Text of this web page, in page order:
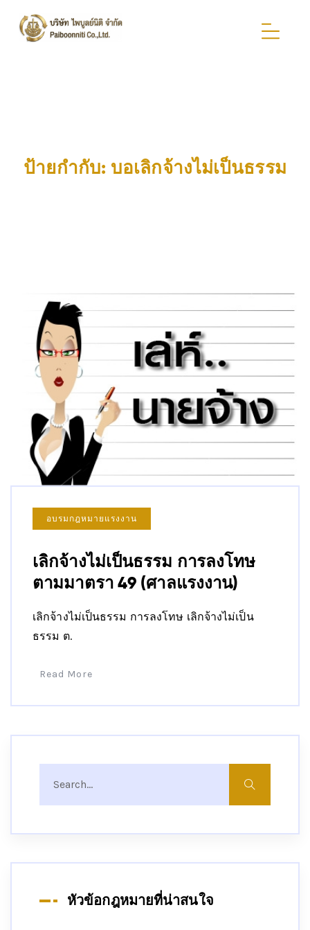
ป้ายกำกับ: บอเลิกจ้างไม่เป็นธรรม
อบรมกฎหมายแรงงาน
เลิกจ้างไม่เป็นธรรม การลงโทษ
ตามมาตรา 49 (ศาลแรงงาน)
เลิกจ้างไม่เป็นธรรม การลงโทษ เลิกจ้างไม่เป็น
ธรรม ต.
Read More
หัวข้อกฎหมายที่น่าสนใจ